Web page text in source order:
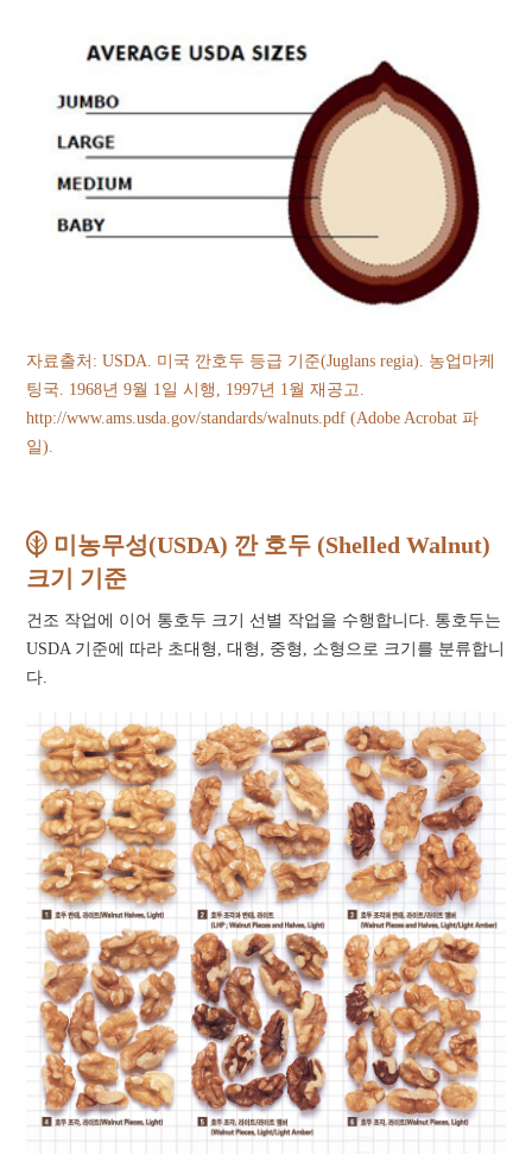
자료출처: USDA. 미국 깐호두 등급 기준(Juglans regia). 농업마케
팅국. 1968년 9월 1일 시행, 1997년 1월 재공고.
http://www.ams.usda.gov/standards/walnuts.pdf (Adobe Acrobat 파
일).
미농무성(USDA) 깐 호두 (Shelled Walnut)
크기 기준
건조 작업에 이어 통호두 크기 선별 작업을 수행합니다. 통호두는
USDA 기준에 따라 초대형, 대형, 중형, 소형으로 크기를 분류합니
다.